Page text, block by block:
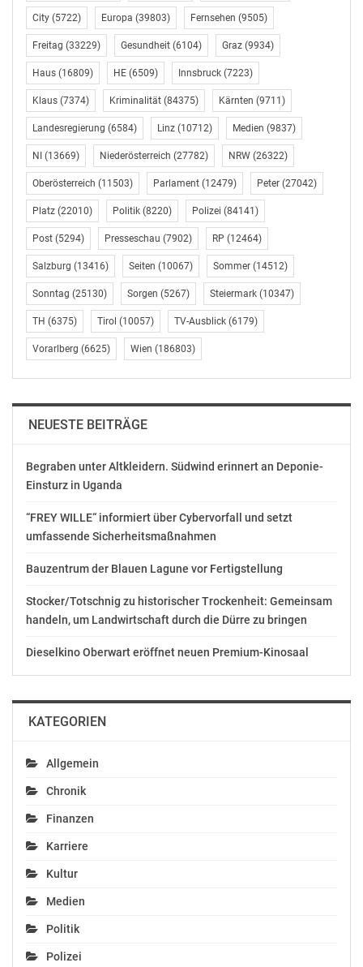
City (5722) Europa (39803) Fernsehen (9505)
Freitag (33229) Gesundheit (6104) Graz (9934)
Haus (16809) HE (6509) Innsbruck (7223)
Klaus (7374) Kriminalität (84375) Kärnten (9711)
Landesregierung (6584) Linz (10712) Medien (9837)
NI (13669) Niederösterreich (27782) NRW (26322)
Oberösterreich (11503) Parlament (12479) Peter (27042)
Platz (22010) Politik (8220) Polizei (84141)
Post (5294) Presseschau (7902) RP (12464)
Salzburg (13416) Seiten (10067) Sommer (14512)
Sonntag (25130) Sorgen (5267) Steiermark (10347)
TH (6375) Tirol (10057) TV-Ausblick (6179)
Vorarlberg (6625) Wien (186803)
NEUESTE BEITRÄGE
Begraben unter Altkleidern. Südwind erinnert an Deponie-
Einsturz in Uganda
“FREY WILLE“ informiert über Cybervorfall und setzt
umfassende Sicherheitsmaßnahmen
Bauzentrum der Blauen Lagune vor Fertigstellung
Stocker/Totschnig zu historischer Trockenheit: Gemeinsam
handeln, um Landwirtschaft durch die Dürre zu bringen
Dieselkino Oberwart eröffnet neuen Premium-Kinosaal
KATEGORIEN
Allgemein
Chronik
Finanzen
Karriere
Kultur
Medien
Politik
Polizei